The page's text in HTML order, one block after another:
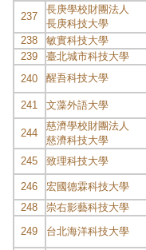
237
長庚學校財團法人
長庚科技大學
238
敏實科技大學
239
臺北城市科技大學
240
醒吾科技大學
241 文藻外語大學
244
慈濟學校財團法人
慈濟科技大學
245
致理科技大學
246
宏國德霖科技大學
248
崇右影藝科技大學
249
台北海洋科技大學